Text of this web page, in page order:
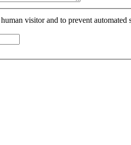
visitor and to prevent automated